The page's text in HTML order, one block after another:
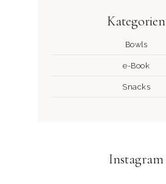
Kategorien
Bowls
e-Book
Snacks
Instagram